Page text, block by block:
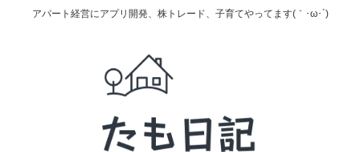
アパート経営にアプリ開発、株トレード、子育てやってます(｀･ω･´)